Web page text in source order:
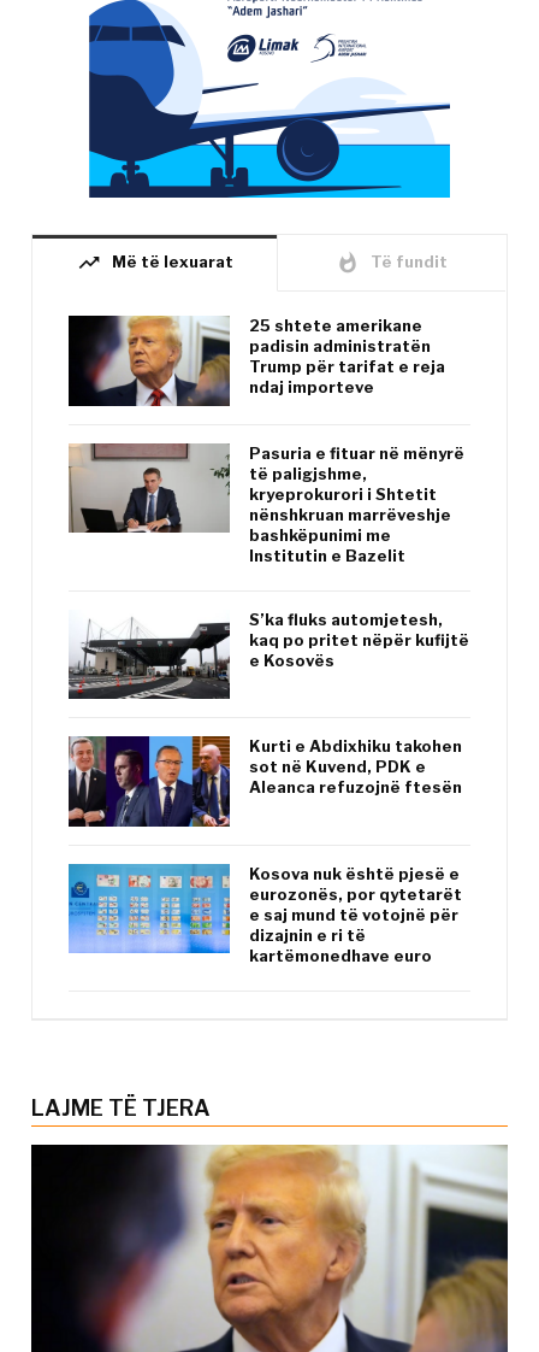
trending_up Më të lexuarat whatshot Të fundit
25 shtete amerikane
padisin administratën
Trump për tarifat e reja
ndaj importeve
Pasuria e fituar në mënyrë
të paligjshme,
kryeprokurori i Shtetit
nënshkruan marrëveshje
bashkëpunimi me
Institutin e Bazelit
S’ka fluks automjetesh,
kaq po pritet nëpër kufijtë
e Kosovës
Kurti e Abdixhiku takohen
sot në Kuvend, PDK e
Aleanca refuzojnë ftesën
Kosova nuk është pjesë e
eurozonës, por qytetarët
e saj mund të votojnë për
dizajnin e ri të
kartëmonedhave euro
LAJME TË TJERA